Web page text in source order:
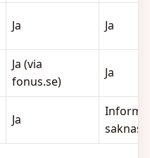
Ja Ja
Ja (via
fonus.se)
Ja
Ja
saknas